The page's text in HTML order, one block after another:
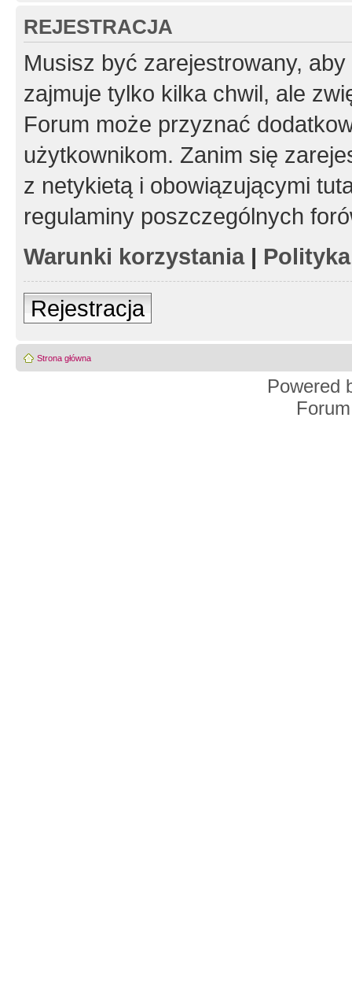
REJESTRACJA
Musisz być zarejestrowany,
zajmuje tylko kilka chwil, ale
Forum może przyznać
użytkownikom. Zanim się
z netykietą i obowiązującymi
regulaminy poszczególnych
Warunki korzystania|
Rejestracja
Strona główna
Powered